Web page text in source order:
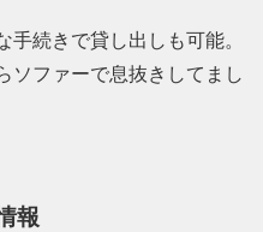
続きで貸し出しも可能。
ソファーで息抜きしてまし
報